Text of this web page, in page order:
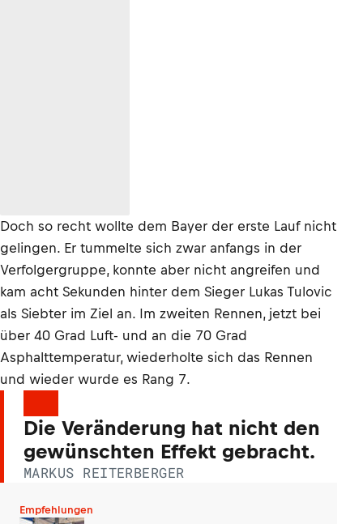
Doch so recht wollte dem Bayer der erste Lauf nicht
gelingen. Er tummelte sich zwar anfangs in der
Verfolgergruppe, konnte aber nicht angreifen und
kam acht Sekunden hinter dem Sieger Lukas Tulovic
als Siebter im Ziel an. Im zweiten Rennen, jetzt bei
über 40 Grad Luft- und an die 70 Grad
Asphalttemperatur, wiederholte sich das Rennen
und wieder wurde es Rang 7.
Die Veränderung hat nicht den
gewünschten Effekt gebracht.
MARKUS REITERBERGER
Empfehlungen